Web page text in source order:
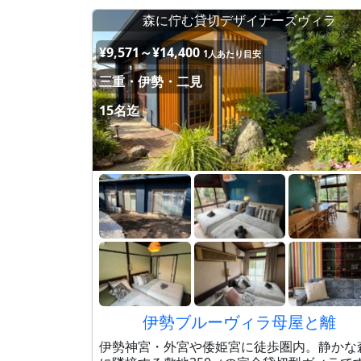
森に佇む貸切デザイナーズヴィラ
¥9,571～¥14,400 1人あたり目安
三重・伊勢・二見
15名迄
伊勢ブルーヴィラ母屋と離
伊勢神宮・外宮や倭姫宮に徒歩圏内。静かな